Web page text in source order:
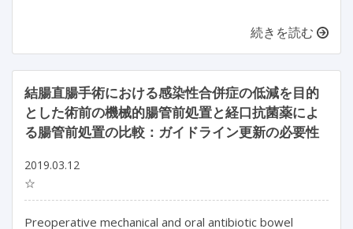
続きを読む
結腸直腸手術における感染性合併症の低減を目的
とした術前の機械的腸管前処置と経口抗菌薬によ
る腸管前処置の比較：ガイドライン更新の必要性
2019.03.12
☆
Preoperative mechanical and oral antibiotic bowel